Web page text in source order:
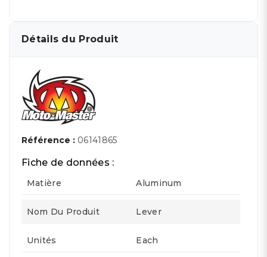
Détails du Produit
Référence : 06141865
Fiche de données :
Matière Aluminum
Nom Du Produit Lever
Unités Each